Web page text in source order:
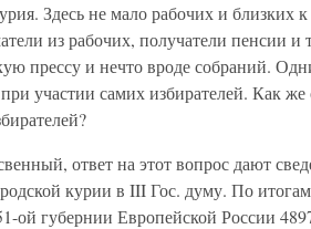
Здесь не мало рабочих и близких
из рабочих, получатели пенсии и
прессу и нечто вроде собраний.
участии самих избирателей. Как же
ответ на этот вопрос дают
курии в III Гос. думу. По
губернии Европейской России